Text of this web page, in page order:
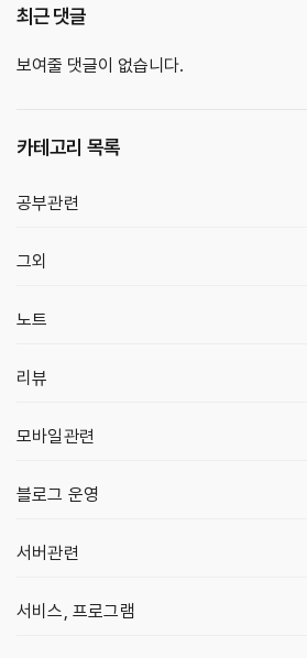
최근 댓글
보여줄 댓글이 없습니다.
카테고리 목록
공부관련
그외
노트
리뷰
모바일관련
블로그 운영
서버관련
서비스, 프로그램